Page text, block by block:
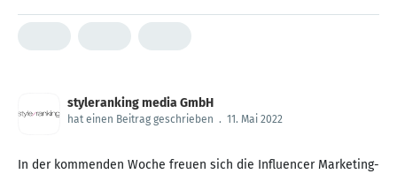
Gerstensehr von Styleranking Media erklärt in ihrem
Gastbeitrag, wo im Influencer Marketing gespart werden kann -
styleranking media GmbH
hat einen Beitrag geschrieben . 11. Mai 2022
In der kommenden Woche freuen sich die Influencer Marketing-